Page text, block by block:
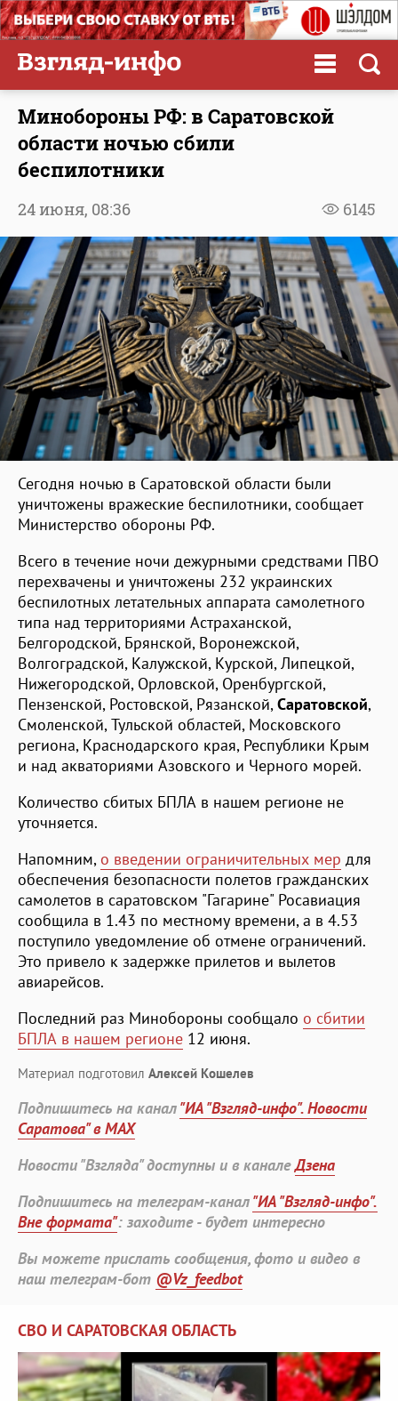
Минобороны РФ: в Саратовской
области ночью сбили
беспилотники
6145
24 июня, 08:36
Сегодня ночью в Саратовской области были
уничтожены вражеские беспилотники, сообщает
Министерство обороны РФ.
Всего в течение ночи дежурными средствами ПВО
перехвачены и уничтожены 232 украинских
беспилотных летательных аппарата самолетного
типа над территориями Астраханской,
Белгородской, Брянской, Воронежской,
Волгоградской, Калужской, Курской, Липецкой,
Нижегородской, Орловской, Оренбургской,
Пензенской, Ростовской, Рязанской, Саратовской,
Смоленской, Тульской областей, Московского
региона, Краснодарского края, Республики Крым
и над акваториями Азовского и Черного морей.
Количество сбитых БПЛА в нашем регионе не
уточняется.
Напомним, о введении ограничительных мер для
обеспечения безопасности полетов гражданских
самолетов в саратовском "Гагарине" Росавиация
сообщила в 1.43 по местному времени, а в 4.53
поступило уведомление об отмене ограничений.
Это привело к задержке прилетов и вылетов
авиарейсов.
Последний раз Минобороны сообщало о сбитии
БПЛА в нашем регионе 12 июня.
Материал подготовил Алексей Кошелев
Подпишитесь на канал"ИА "Взгляд-инфо". Новости
Саратова" в MAX
Новости "Взгляда" доступны и в каналеДзена
Подпишитесь на телеграм-канал"ИА "Взгляд-инфо".
Вне формата": заходите - будет интересно
Вы можете прислать сообщения, фото и видео в
наш телеграм-бот @Vz_feedbot
СВО И САРАТОВСКАЯ ОБЛАСТЬ